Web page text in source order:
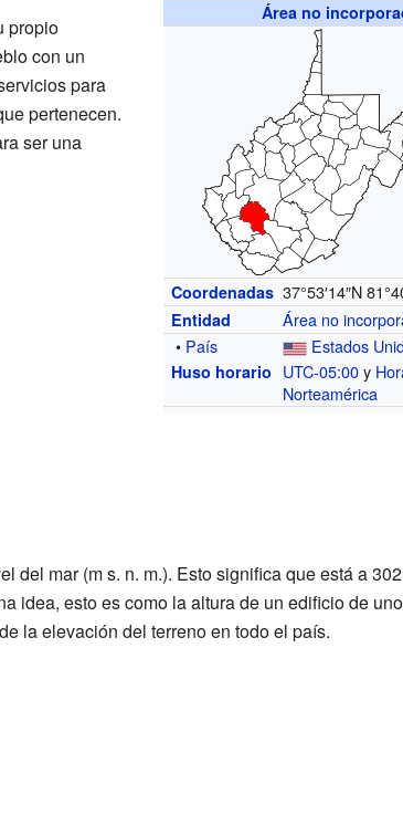
Área no
Coordenadas 37°53′14″N
Entidad
Área no
• País Estados
Huso horario UTC-05:00y
Norteamérica
propio
con un
para
pertenecen.
ser una
del mar (m s. n. m.). Esto significa que está a
idea, esto es como la altura de un edificio de
la elevación del terreno en todo el país.